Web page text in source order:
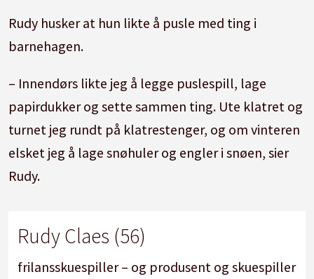
Rudy husker at hun likte å pusle med ting i
barnehagen.
– Innendørs likte jeg å legge puslespill, lage
papirdukker og sette sammen ting. Ute klatret og
turnet jeg rundt på klatrestenger, og om vinteren
elsket jeg å lage snøhuler og engler i snøen, sier
Rudy.
Rudy Claes (56)
frilansskuespiller – og produsent og skuespiller